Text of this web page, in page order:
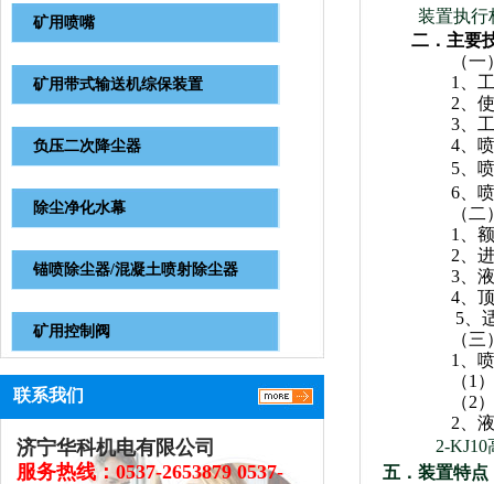
矿用喷嘴
矿用带式输送机综保装置
负压二次降尘器
除尘净化水幕
锚喷除尘器/混凝土喷射除尘器
矿用控制阀
联系我们
济宁华科机电有限公司
服务热线：0537-2653879 0537-
装置执
二．主要
（
1
、
2 、
3、
4、
5、
6、
（二
1
、
2
3、
4、
5、
（
1
、
（1
（2
2 、
2-KJ10
五． 装置特点